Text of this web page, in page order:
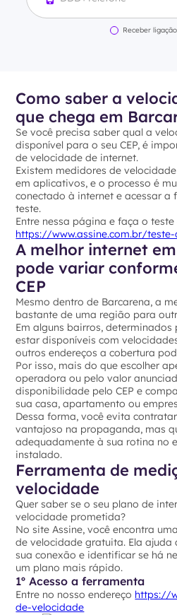
Receber ligação
Como saber a
que chega em
Se você precisa saber qual a
disponível para o seu CEP, é
de velocidade de internet.
Existem medidores de
em aplicativos, e o processo é
conectado à internet e acessar a
teste.
Entre nessa página e faça o
https://www.assine.com.br/
A melhor internet
pode variar
CEP
Mesmo dentro de Barcarena, a
bastante de uma região para
Em alguns bairros,
estar disponíveis com
outros endereços a cobertura
Por isso, mais do que escolher
operadora ou pelo valor
disponibilidade pelo CEP e
sua casa, apartamento ou
Dessa forma, você evita
vantajoso na propaganda, mas
adequadamente à sua rotina no
instalado.
Ferramenta de
velocidade
Quer saber se o seu plano de
velocidade prometida?
No site Assine, você encontra
de velocidade gratuita. Ela
sua conexão e identificar se há
um plano mais rápido.
1º Acesso a ferramenta
Entre no nosso endereço https://
de-velocidade